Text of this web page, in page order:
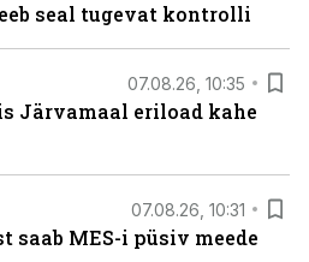
seal tugevat kontrolli
07.08.26, 10:35
Järvamaal eriload kahe
07.08.26, 10:31
saab MES-i püsiv meede